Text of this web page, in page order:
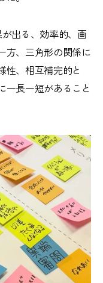
出る、効率的、画
方、三角形の関係に
性、相互補完的と
一長一短があること